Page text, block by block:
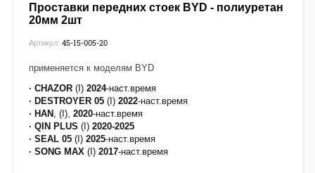
Проставки передних стоек BYD - полиуретан
20мм 2шт
Артикул: 45-15-005-20
применяется к моделям BYD
· CHAZOR (I) 2024-наст.время
· DESTROYER 05 (I) 2022-наст.время
· HAN
, (I), 2020-наст.время
· QIN PLUS (I) 2020-2025
· SEAL 05 (I) 2025-наст.время
· SONG MAX (I) 2017-наст.время